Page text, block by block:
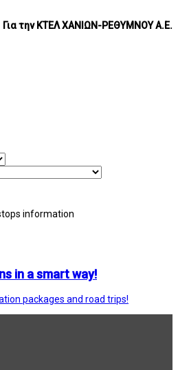
Για την ΚΤΕΛ ΧΑΝΙΩΝ-ΡΕΘΥΜΝΟΥ Α.Ε.
information
in a smart way!
packages and road trips!